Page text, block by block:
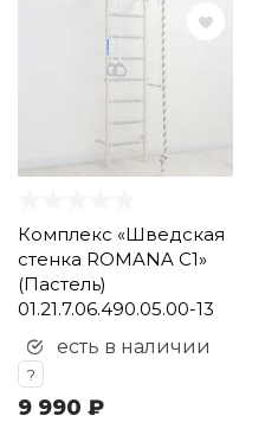
Комплекс «Шведская
стенка ROMANA С1»
(Пастель)
01.21.7.06.490.05.00-13
есть в наличии
?
9 990 ₽